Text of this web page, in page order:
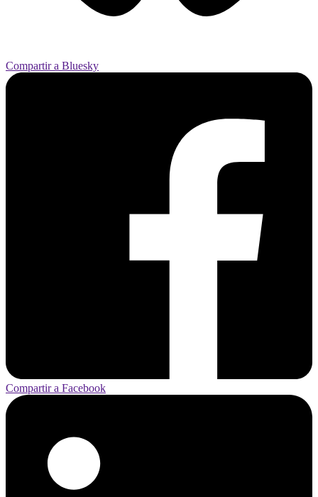
Compartir a Bluesky
Compartir a Facebook